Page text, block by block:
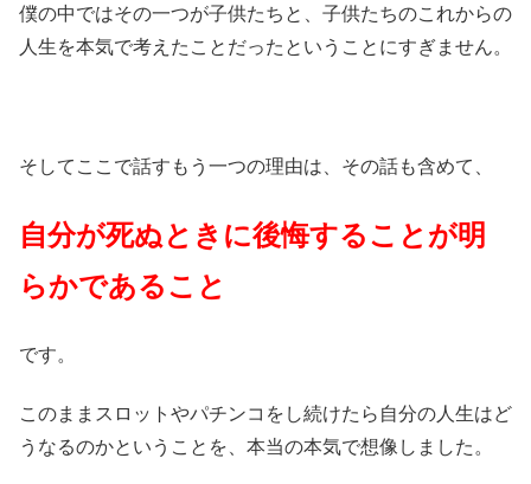
僕の中ではその一つが子供たちと、子供たちのこれからの
人生を本気で考えたことだったということにすぎません。
そしてここで話すもう一つの理由は、その話も含めて、
自分が死ぬときに後悔することが明
らかであること
です。
このままスロットやパチンコをし続けたら自分の人生はど
うなるのかということを、本当の本気で想像しました。